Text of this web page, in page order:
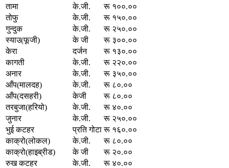
तामा
के.जी.
रू १००.००
तोफु
के.जी.
रू १५०.००
गुन्दुक
के.जी.
रू २५०.००
स्याउ(फूजी)
के जी
रू ३००.००
केरा
दर्जन
रू १३०.००
कागती
के.जी.
रू २२०.००
अनार
के.जी.
रू ३५०.००
आँप(मालदह)
के.जी.
रू ८०.००
आँप(दसहरी)
केजी
रू ८०.००
तरबुजा(हरियो)
के.जी.
रू ४०.००
जुनार
के.जी.
रू २५०.००
भुई कटहर
प्रति गोटा रू १६०.००
काक्रो(लोकल)
के.जी.
रू ८०.००
काक्रो(हाइब्रीड)
के जी
रू २०.००
रुख कटहर
के.जी.
रू ४०.००